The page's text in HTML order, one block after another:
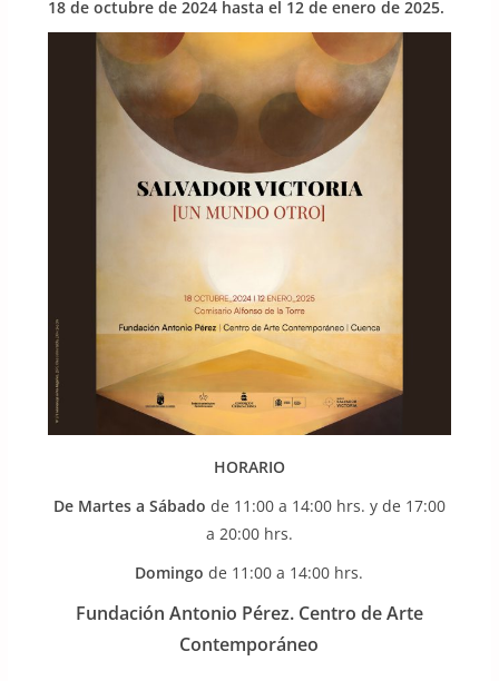
18 de octubre de 2024 hasta el 12 de enero de 2025.
HORARIO
De Martes a Sábado de 11:00 a 14:00 hrs. y de 17:00
a 20:00 hrs.
Domingo de 11:00 a 14:00 hrs.
Fundación Antonio Pérez. Centro de Arte
Contemporáneo